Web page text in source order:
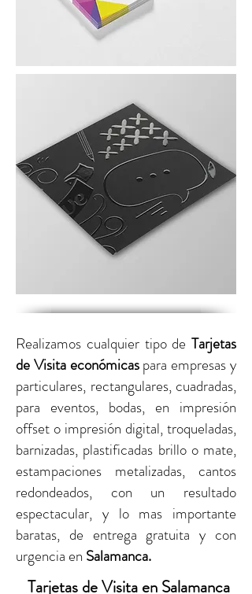
Realizamos cualquier tipo de Tarjetas
de Visita económicaspara empresas y
particulares, rectangulares, cuadradas,
para eventos, bodas, en impresión
offset o impresión digital,troqueladas,
barnizadas, plastificadas brillo o mate,
estampaciones metalizadas, cantos
redondeados, con un resultado
espectacular, y lo mas importante
baratas, de entrega gratuita y con
urgencia en Salamanca.
Tarjetas de Visita en Salamanca